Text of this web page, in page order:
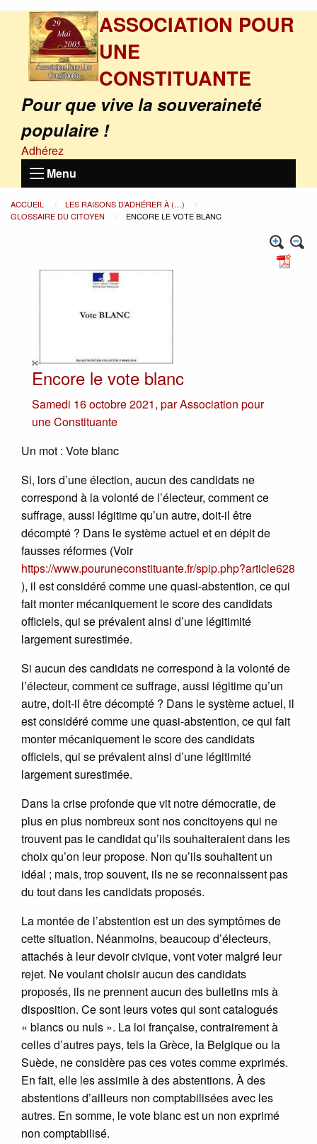
ASSOCIATION POUR
UNE
CONSTITUANTE
Pour que vive la souveraineté
populaire !
Adhérez
Menu
ACCUEIL
LES RAISONS D’ADHÉRER À (…)
GLOSSAIRE DU CITOYEN
ENCORE LE VOTE BLANC
Encore le vote blanc
Samedi 16 octobre 2021, parAssociation pour
une Constituante
Un mot : Vote blanc
Si, lors d’une élection, aucun des candidats ne
correspond à la volonté de l’électeur, comment ce
suffrage, aussi légitime qu’un autre, doit-il être
décompté ? Dans le système actuel et en dépit de
fausses réformes (Voir
https://www.pouruneconstituante.fr/spip.php?article628
), il est considéré comme une quasi-abstention, ce qui
fait monter mécaniquement le score des candidats
officiels, qui se prévalent ainsi d’une légitimité
largement surestimée.
Si aucun des candidats ne correspond à la volonté de
l’électeur, comment ce suffrage, aussi légitime qu’un
autre, doit-il être décompté ? Dans le système actuel, il
est considéré comme une quasi-abstention, ce qui fait
monter mécaniquement le score des candidats
officiels, qui se prévalent ainsi d’une légitimité
largement surestimée.
Dans la crise profonde que vit notre démocratie, de
plus en plus nombreux sont nos concitoyens qui ne
trouvent pas le candidat qu’ils souhaiteraient dans les
choix qu’on leur propose. Non qu’ils souhaitent un
idéal ; mais, trop souvent, ils ne se reconnaissent pas
du tout dans les candidats proposés.
La montée de l’abstention est un des symptômes de
cette situation. Néanmoins, beaucoup d’électeurs,
attachés à leur devoir civique, vont voter malgré leur
rejet. Ne voulant choisir aucun des candidats
proposés, ils ne prennent aucun des bulletins mis à
disposition. Ce sont leurs votes qui sont catalogués
« blancs ou nuls ». La loi française, contrairement à
celles d’autres pays, tels la Grèce, la Belgique ou la
Suède, ne considère pas ces votes comme exprimés.
En fait, elle les assimile à des abstentions. À des
abstentions d’ailleurs non comptabilisées avec les
autres. En somme, le vote blanc est un non exprimé
non comptabilisé.